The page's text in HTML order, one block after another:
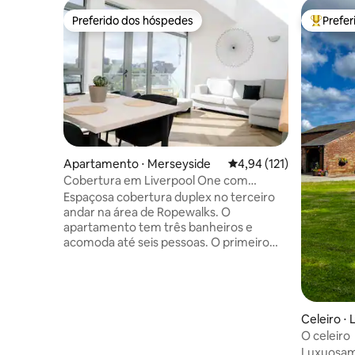
Preferido dos hóspedes
Preferido dos hóspedes
Apartamento ⋅ Merseyside 4,94 de uma avaliação
4,94 (121)
Cobertura em Liverpool One com
estacionamento seguro
Espaçosa cobertura duplex no terceiro
andar na área de Ropewalks. O
apartamento tem três banheiros e
acomoda até seis pessoas. O primeiro
Entre
Celeiro ⋅
O celeiro